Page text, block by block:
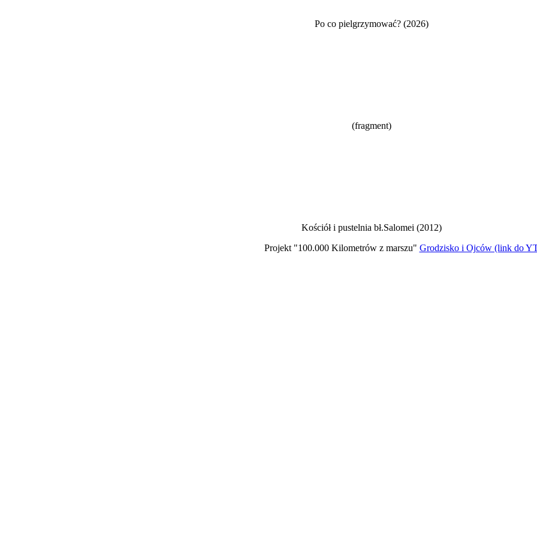
Po co pielgrzymować? (2026)
(fragment)
Kościół i pustelnia bł.Salomei (2012)
Projekt "100.000 Kilometrów z marszu" Grodzisko i Ojców (link do